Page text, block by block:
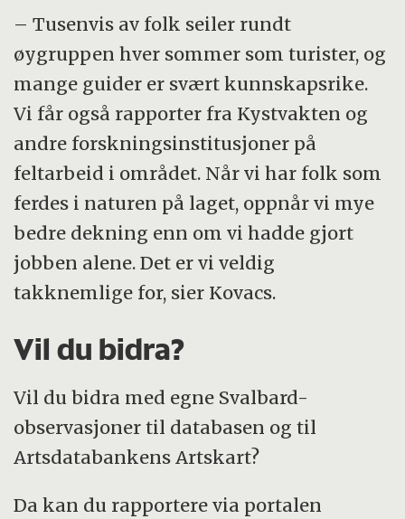
– Tusenvis av folk seiler rundt
øygruppen hver sommer som turister, og
mange guider er svært kunnskapsrike.
Vi får også rapporter fra Kystvakten og
andre forskningsinstitusjoner på
feltarbeid i området. Når vi har folk som
ferdes i naturen på laget, oppnår vi mye
bedre dekning enn om vi hadde gjort
jobben alene. Det er vi veldig
takknemlige for, sier Kovacs.
Vil du bidra?
Vil du bidra med egne Svalbard-
observasjoner til databasen og til
Artsdatabankens Artskart?
Da kan du rapportere via portalen